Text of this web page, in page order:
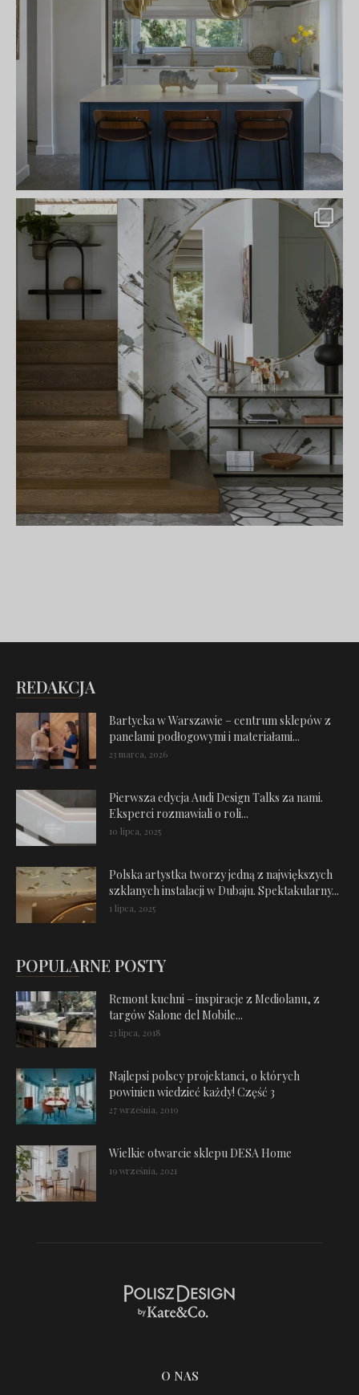
REDAKCJA
Bartycka w Warszawie – centrum sklepów z
panelami podłogowymi i materiałami...
23 marca, 2026
Pierwsza edycja Audi Design Talks za nami.
Eksperci rozmawiali o roli...
10 lipca, 2025
Polska artystka tworzy jedną z największych
szklanych instalacji w Dubaju. Spektakularny...
1 lipca, 2025
POPULARNE POSTY
Remont kuchni – inspiracje z Mediolanu, z
targów Salone del Mobile...
23 lipca, 2018
Najlepsi polscy projektanci, o których
powinien wiedzieć każdy! Część 3
27 września, 2019
Wielkie otwarcie sklepu DESA Home
19 września, 2021
O NAS